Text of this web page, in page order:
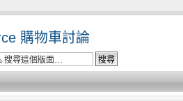
購物車討論